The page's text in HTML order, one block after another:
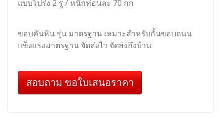
แบบโปร่ง 2 รู / หนักท่อนละ 70 กก
ขอบคันหิน รุ่น มาตรฐาน เหมาะสำหรับกั้นขอบถนน
แข็งแรงมาตรฐาน จัดส่งไว จัดส่งถึงบ้าน
สอบถาม ขอใบเสนอราคา